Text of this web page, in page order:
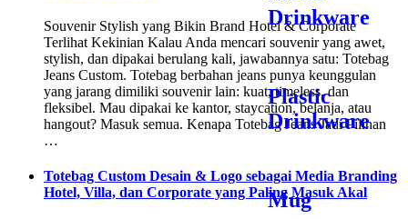
Drinkware
Plastic
Drinkware
Mug
Souvenir Stylish yang Bikin Brand Hotel & Corporate
Terlihat Kekinian Kalau Anda mencari souvenir yang awet,
stylish, dan dipakai berulang kali, jawabannya satu: Totebag
Jeans Custom. Totebag berbahan jeans punya keunggulan
yang jarang dimiliki souvenir lain: kuat, timeless, dan
fleksibel. Mau dipakai ke kantor, staycation, belanja, atau
hangout? Masuk semua. Kenapa Totebag Jeans Jadi Pilihan
…
Totebag Custom Desain & Logo sebagai Media Branding
Hotel, Villa, dan Corporate yang Paling Masuk Akal